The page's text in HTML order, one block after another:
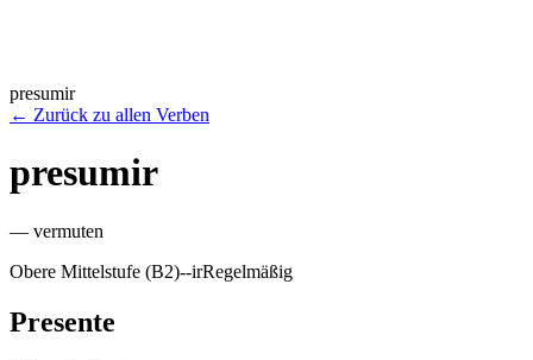
presumir
← Zurück zu allen Verben
presumir
— vermuten
Obere Mittelstufe (B2)--irRegelmäßig
Presente